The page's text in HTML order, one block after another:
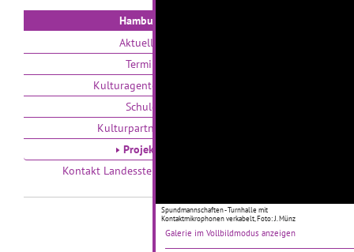
Spundmannschaften - Turnhalle mit
Kontaktmikrophonen verkabelt, Foto: J. Münz
Galerie im Vollbildmodus anzeigen
Hamburg
Aktuelles
Termine
Kulturagenten
Schulen
Kulturpartner
Projekte
Kontakt Landesstelle
Tag des Buches